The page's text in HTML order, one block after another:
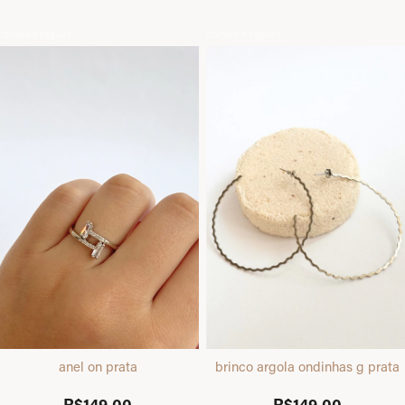
anel on prata brinco argola ondinhas g prata